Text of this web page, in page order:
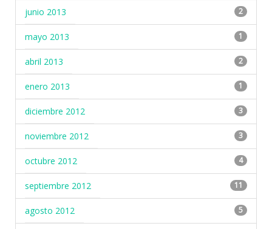
junio 2013 2
mayo 2013 1
abril 2013 2
enero 2013 1
diciembre 2012 3
noviembre 2012 3
octubre 2012 4
septiembre 2012 11
agosto 2012 5